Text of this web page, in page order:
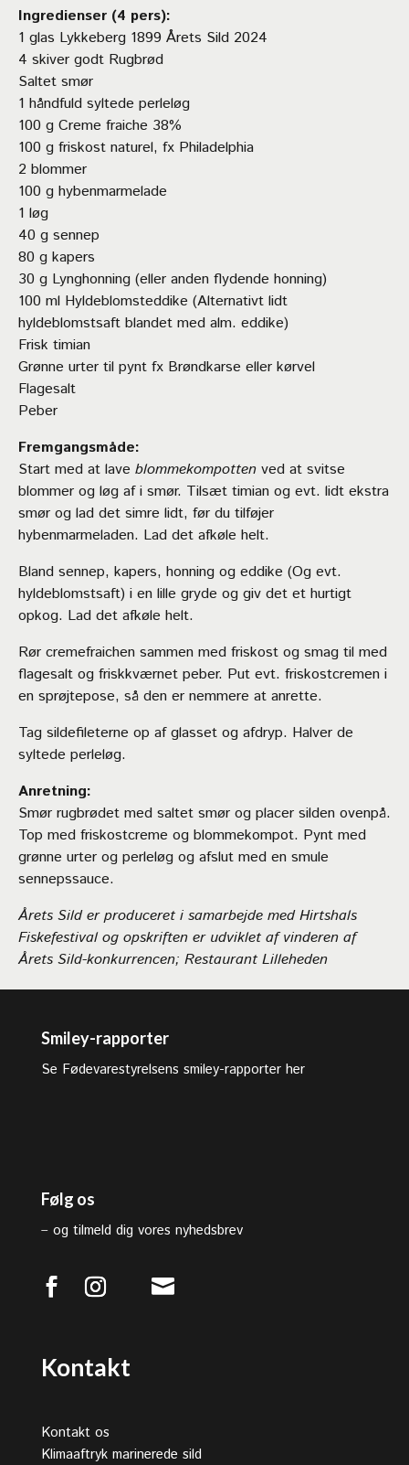
Ingredienser (4 pers):
1 glas Lykkeberg 1899 Årets Sild 2024
4 skiver godt Rugbrød
Saltet smør
1 håndfuld syltede perleløg
100 g Creme fraiche 38%
100 g friskost naturel, fx Philadelphia
2 blommer
100 g hybenmarmelade
1 løg
40 g sennep
80 g kapers
30 g Lynghonning (eller anden flydende honning)
100 ml Hyldeblomsteddike (Alternativt lidt
hyldeblomstsaft blandet med alm. eddike)
Frisk timian
Grønne urter til pynt fx Brøndkarse eller kørvel
Flagesalt
Peber
Fremgangsmåde:
Start med at lave blommekompotten ved at svitse
blommer og løg af i smør. Tilsæt timian og evt. lidt ekstra
smør og lad det simre lidt, før du tilføjer
hybenmarmeladen. Lad det afkøle helt.
Bland sennep, kapers, honning og eddike (Og evt.
hyldeblomstsaft) i en lille gryde og giv det et hurtigt
opkog. Lad det afkøle helt.
Rør cremefraichen sammen med friskost og smag til med
flagesalt og friskkværnet peber. Put evt. friskostcremen i
en sprøjtepose, så den er nemmere at anrette.
Tag sildefileterne op af glasset og afdryp. Halver de
syltede perleløg.
Anretning:
Smør rugbrødet med saltet smør og placer silden ovenpå.
Top med friskostcreme og blommekompot. Pynt med
grønne urter og perleløg og afslut med en smule
sennepssauce.
Årets Sild er produceret i samarbejde medHirtshals
Fiskefestivalog opskriften er udviklet af vinderen af
Årets Sild-konkurrencen; Restaurant Lilleheden
Smiley-rapporter
Se Fødevarestyrelsens smiley-rapporter her
Følg os
– og tilmeld dig vores nyhedsbrev

Kontakt
Kontakt os
Klimaaftryk marinerede sild